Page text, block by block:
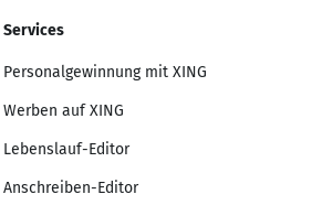
Services
Personalgewinnung mit XING
Werben auf XING
Lebenslauf-Editor
Anschreiben-Editor